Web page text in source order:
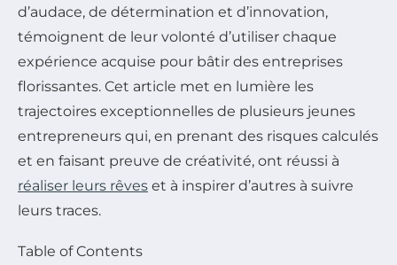
d’audace, de détermination et d’innovation,
témoignent de leur volonté d’utiliser chaque
expérience acquise pour bâtir des entreprises
florissantes. Cet article met en lumière les
trajectoires exceptionnelles de plusieurs jeunes
entrepreneurs qui, en prenant des risques calculés
et en faisant preuve de créativité, ont réussi à
réaliser leurs rêves et à inspirer d’autres à suivre
leurs traces.
Table of Contents